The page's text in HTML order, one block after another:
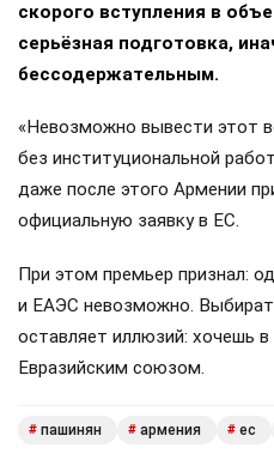
скорого вступления в
серьёзная подготовка,
бессодержательным.
«Невозможно вывести этот
без институциональной
даже после этого Армении
официальную заявку в ЕС.
При этом премьер признал:
и ЕАЭС невозможно.
оставляет иллюзий: хочешь
Евразийским союзом.
# пашинян # армения # ес